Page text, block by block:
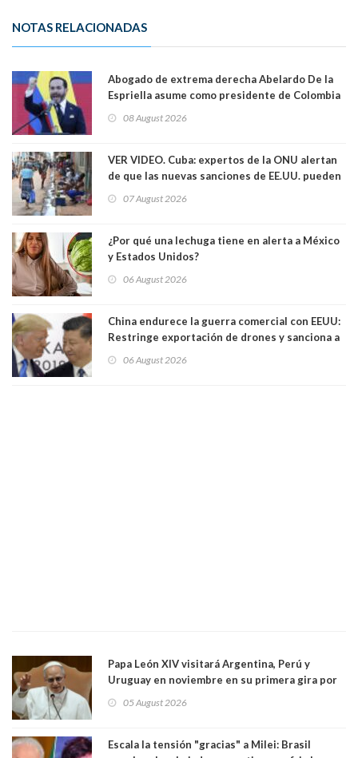
NOTAS RELACIONADAS
Abogado de extrema derecha Abelardo De la
Espriella asume como presidente de Colombia
08 August 2026
VER VIDEO. Cuba: expertos de la ONU alertan
de que las nuevas sanciones de EE.UU. pueden
07 August 2026
¿Por qué una lechuga tiene en alerta a México
y Estados Unidos?
06 August 2026
China endurece la guerra comercial con EEUU:
Restringe exportación de drones y sanciona a
06 August 2026
Papa León XIV visitará Argentina, Perú y
Uruguay en noviembre en su primera gira por
05 August 2026
Escala la tensión "gracias" a Milei: Brasil